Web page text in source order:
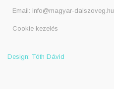
Email: info@magyar-dalszoveg.hu
Cookie kezelés
Design: Tóth Dávid